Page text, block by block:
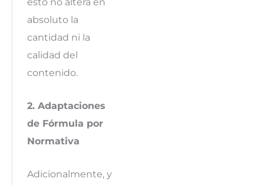
absoluto la
cantidad ni la
calidad del
contenido.
2. Adaptaciones
de Fórmula por
Normativa
Adicionalmente, y